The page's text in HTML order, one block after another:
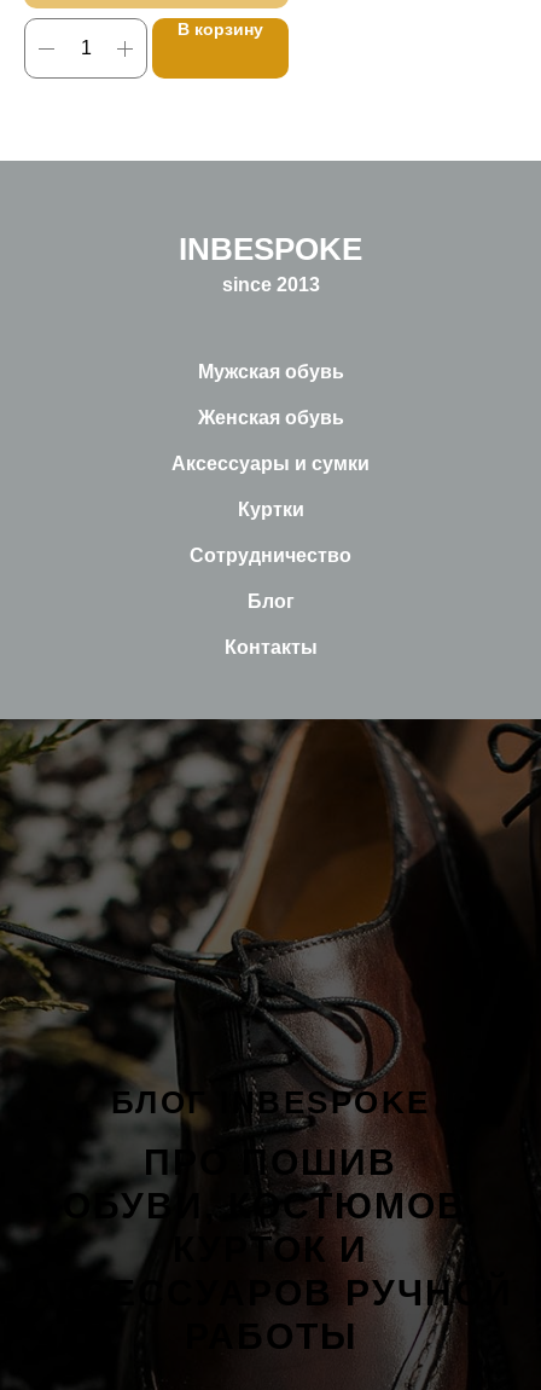
В корзину
INBESPOKE
since 2013
Мужская обувь
Женская обувь
Аксессуары и сумки
Куртки
Сотрудничество
Блог
Контакты
БЛОГ INBESPOKE
ПРО ПОШИВ
ОБУВИ, КОСТЮМОВ,
КУРТОК И
АКСЕССУАРОВ РУЧНОЙ
РАБОТЫ